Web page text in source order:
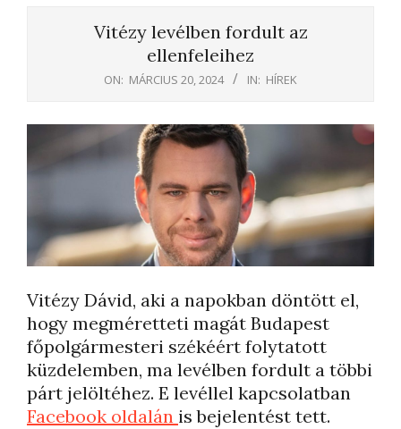
Vitézy levélben fordult az
ellenfeleihez
ON: MÁRCIUS 20, 2024 IN: HÍREK
Vitézy Dávid, aki a napokban döntött el,
hogy megméretteti magát Budapest
főpolgármesteri székéért folytatott
küzdelemben, ma levélben fordult a többi
párt jelöltéhez. E levéllel kapcsolatban
Facebook oldalán is bejelentést tett.